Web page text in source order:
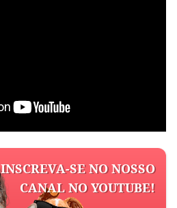
INSCREVA-SE NO NOSSO
CANAL NO YOUTUBE!